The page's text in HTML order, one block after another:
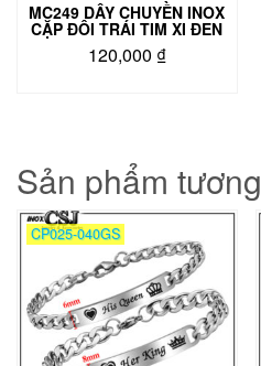
MC249 DÂY CHUYỀN INOX
CẶP ĐÔI TRÁI TIM XI ĐEN
120,000 ₫
Sản phẩm
CP025-040GS